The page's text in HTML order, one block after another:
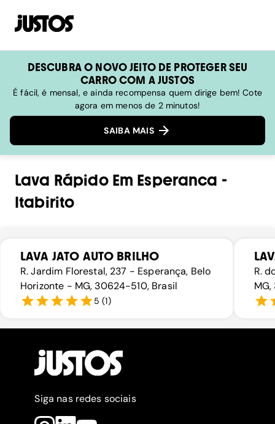
DESCUBRA O NOVO JEITO DE PROTEGER SEU
CARRO COM A JUSTOS
É fácil, é mensal, e ainda recompensa quem dirige bem! Cote
agora em menos de 2 minutos!
SAIBA MAIS
Lava RápidoEm Esperanca -
Itabirito
LAVA JATO AUTO BRILHO
R. Jardim Florestal, 237 - Esperança, Belo
Horizonte - MG, 30624-510, Brasil
5 (1)
R.
Siga nas redes sociais